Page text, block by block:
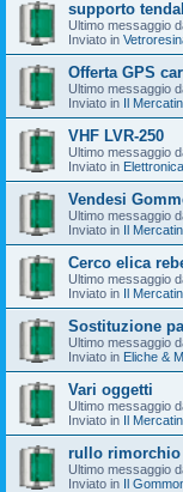
supporto
Ultimo messaggio
Inviato in
Offerta GPS
Ultimo messaggio
Inviato in Il
VHF LVR-250
Ultimo messaggio
Inviato in
Vendesi
Ultimo messaggio
Inviato in Il
Cerco elica
Ultimo messaggio
Inviato in Il
Sostituzione
Ultimo messaggio
Inviato in Eliche &
Vari oggetti
Ultimo messaggio
Inviato in Il
rullo
Ultimo messaggio
Inviato in Il